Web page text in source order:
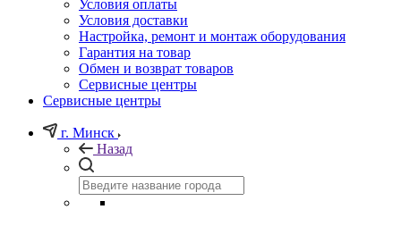
Условия оплаты
Условия доставки
Настройка, ремонт и монтаж оборудования
Гарантия на товар
Обмен и возврат товаров
Сервисные центры
Сервисные центры
г. Минск
Назад